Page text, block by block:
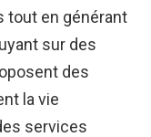
tout en générant
sur des
des
la vie
services